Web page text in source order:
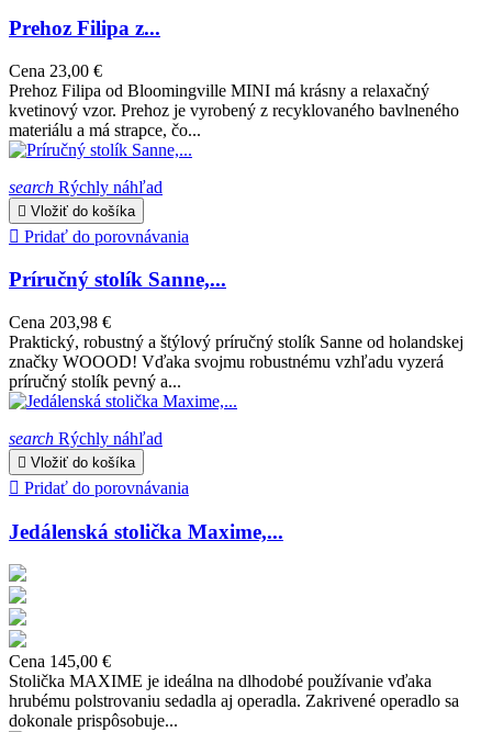
Prehoz Filipa z...
Cena 23,00 €
Prehoz Filipa od Bloomingville MINI má krásny a relaxačný
kvetinový vzor. Prehoz je vyrobený z recyklovaného bavlneného
materiálu a má strapce, čo...
search Rýchly náhľad
 Vložiť do košíka
 Pridať do porovnávania
Príručný stolík Sanne,...
Cena 203,98 €
Praktický, robustný a štýlový príručný stolík Sanne od holandskej
značky WOOOD! Vďaka svojmu robustnému vzhľadu vyzerá
príručný stolík pevný a...
search Rýchly náhľad
 Vložiť do košíka
 Pridať do porovnávania
Jedálenská stolička Maxime,...
Cena 145,00 €
Stolička MAXIME je ideálna na dlhodobé používanie vďaka
hrubému polstrovaniu sedadla aj operadla. Zakrivené operadlo sa
dokonale prispôsobuje...